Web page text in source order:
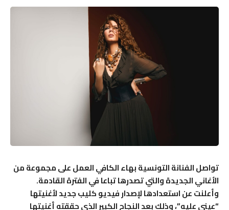
تواصل الفنانة التونسية بهاء الكافي العمل على مجموعة من
الأغاني الجديدة والتي تصدرها تباعا في الفترة القادمة.
وأعلنت عن استعدادها لإصدار فيديو كليب جديد لأغنيتها
“عيني عليه”، وذلك بعد النجاح الكبير الذي حققته أغنيتها